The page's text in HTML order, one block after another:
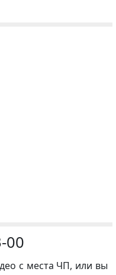
00
с места ЧП, или вы